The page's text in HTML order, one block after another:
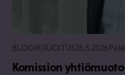
BLOGIKIRJOITUS26.5.2026
Komission